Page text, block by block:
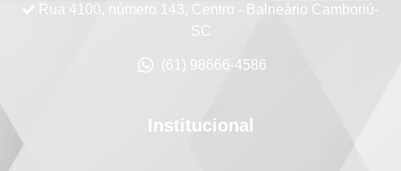
Rua 4100, número 143, Centro - Balneário Camboriú-
SC
(61) 98666-4586
Institucional